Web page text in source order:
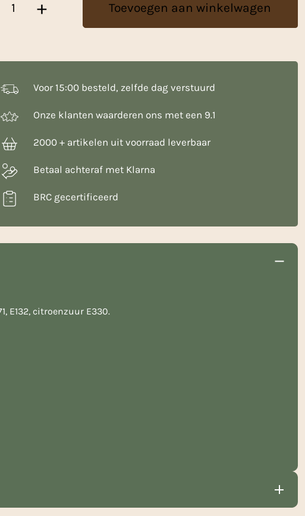
+ Toevoegen aan winkelwagen
Voor 15:00 besteld, zelfde dag verstuurd
Onze klanten waarderen ons met een 9.1
2000 + artikelen uit voorraad leverbaar
Betaal achteraf met Klarna
BRC gecertificeerd
E132, citroenzuur E330.